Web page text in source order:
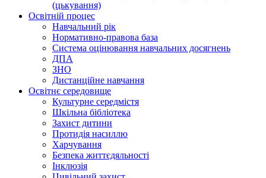
(цькування)
Освітній процес
Навчальний рік
Нормативно-правова база
Система оцінювання навчальних досягнень
ДПА
ЗНО
Дистанційне навчання
Освітнє середовище
Культурне середмістя
Шкільна бібліотека
Захист дитини
Протидія насиллю
Харчування
Безпека життєдяльності
Інклюзія